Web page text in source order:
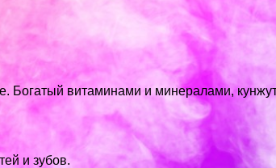
Богатый витаминами и минералами,
и зубов.